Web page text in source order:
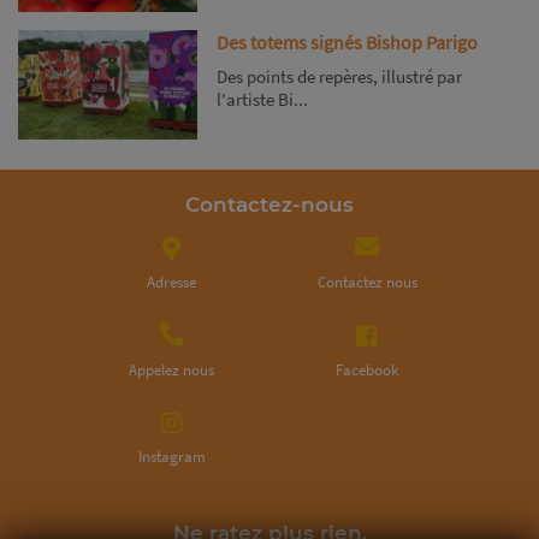
Des totems signés Bishop Parigo
Des points de repères, illustré par
l'artiste Bi...
Contactez-nous
Adresse Contactez nous
Appelez nous Facebook
Instagram
Ne ratez plus rien,